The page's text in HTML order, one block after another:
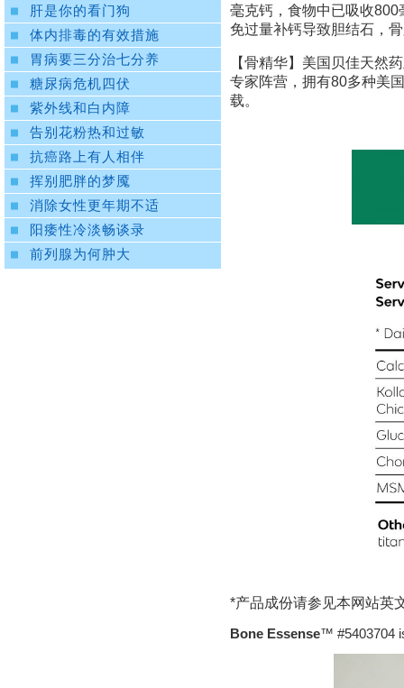
毫克钙，食物中已吸收
免过量补钙导致胆结石，
【骨精华】美国贝佳天然
专家阵营，拥有80多种美
载。
*产品成份请参见本网站英
Bone Essense™ #5403704
肝是你的看门狗
体内排毒的有效措施
胃病要三分治七分养
糖尿病危机四伏
紫外线和白内障
告别花粉热和过敏
抗癌路上有人相伴
挥别肥胖的梦魇
消除女性更年期不适
阳痿性冷淡畅谈录
前列腺为何肿大